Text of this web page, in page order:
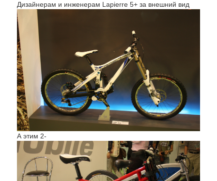
Дизайнерам и инженерам Lapierre 5+ за внешний вид
А этим 2-